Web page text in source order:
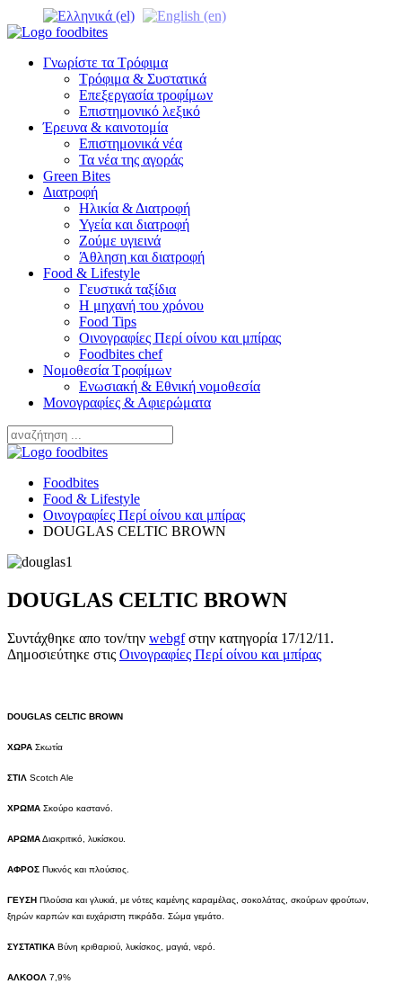
Γνωρίστε τα Τρόφιμα
Τρόφιμα & Συστατικά
Επεξεργασία τροφίμων
Επιστημονικό λεξικό
Έρευνα & καινοτομία
Επιστημονικά νέα
Τα νέα της αγοράς
Green Bites
Διατροφή
Ηλικία & Διατροφή
Υγεία και διατροφή
Ζούμε υγιεινά
Άθληση και διατροφή
Food & Lifestyle
Γευστικά ταξίδια
Η μηχανή του χρόνου
Food Tips
Οινογραφίες Περί οίνου και μπίρας
Foodbites chef
Νομοθεσία Τροφίμων
Ενωσιακή & Εθνική νομοθεσία
Μονογραφίες & Αφιερώματα
Foodbites
Food & Lifestyle
Οινογραφίες Περί οίνου και μπίρας
DOUGLAS CELTIC BROWN
DOUGLAS CELTIC BROWN
Συντάχθηκε απο τον/την webgfστην κατηγορία 17/12/11 .
Δημοσιεύτηκε στις Οινογραφίες Περί οίνου και μπίρας
DOUGLAS CELTIC BROWN
XΩΡΑ Σκωτία
ΣΤΙΛ Scotch Ale
ΧΡΩΜΑ Σκούρο καστανό.
ΑΡΩΜΑΔιακριτικό, λυκίσκου.
ΑΦΡΟΣ Πυκνός και πλούσιος.
ΓΕΥΣΗ Πλούσια και γλυκιά, με νότες καμένης καραμέλας, σοκολάτας, σκούρων φρούτων,
ξηρών καρπών και ευχάριστη πικράδα. Σώμα γεμάτο.
ΣΥΣΤΑΤΙΚΑ Βύνη κριθαριού, λυκίσκος, μαγιά, νερό.
ΑΛΚΟΟΛ 7 9%